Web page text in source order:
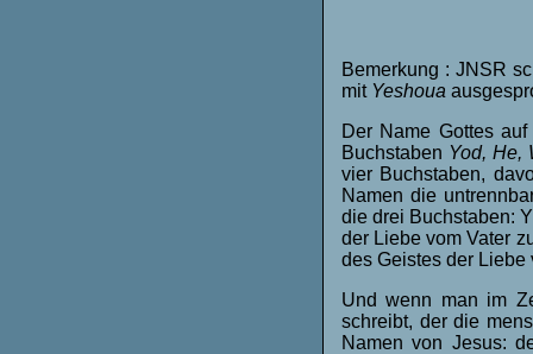
Bemerkung : JNSR
mit Yeshoua
Der Name Gottes
Buchstaben Yod, He,
vier Buchstaben,
Namen die
die drei Buchstaben:
der Liebe vom Vater
des Geistes der Liebe
Und wenn man im
schreibt, der die
Namen von Jesus: